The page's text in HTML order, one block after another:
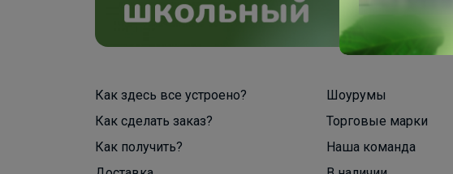
Как здесь все устроено?
Как сделать заказ?
Как получить?
Шоурумы
Торговые марки
Наша команда